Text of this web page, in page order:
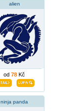
alien
od 78 Kč
ninja panda